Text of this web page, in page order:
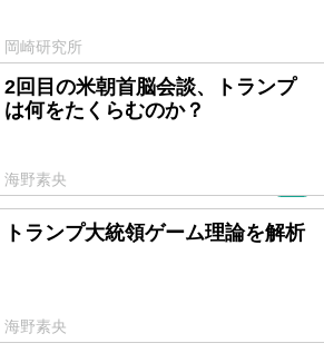
岡崎研究所
2回目の米朝首脳会談、トランプ
は何をたくらむのか？
海野素央
トランプ大統領ゲーム理論を解析
海野素央